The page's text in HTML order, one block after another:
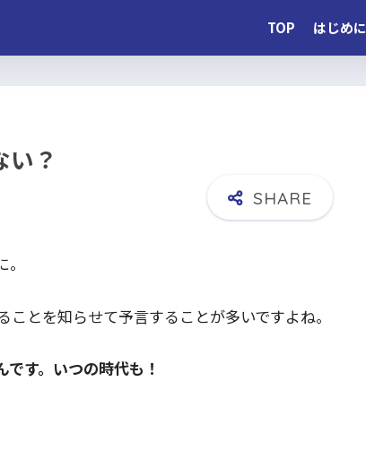
TOP はじめに
？
とを知らせて予言することが多いですよね。
す。いつの時代も！